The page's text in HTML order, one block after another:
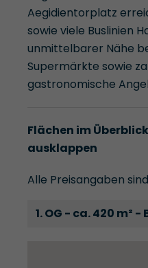
Aegidientorplatz
sowie viele Buslinien
unmittelbarer Nähe
Supermärkte sowie
gastronomische
Flächen im
ausklappen
Alle Preisangaben
1. OG - ca. 420 m² -